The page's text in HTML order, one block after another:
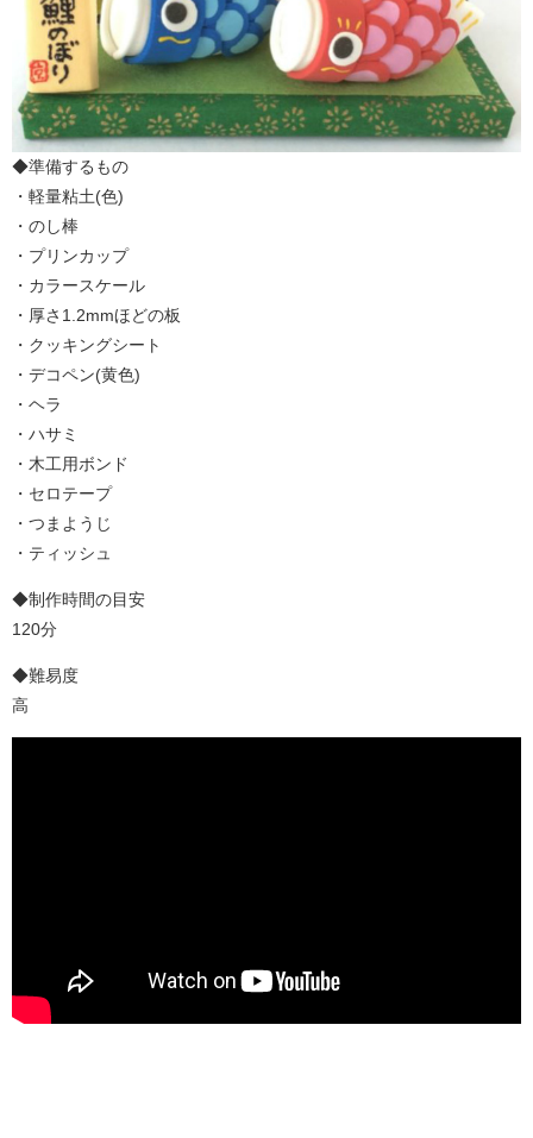
◆準備するもの
・軽量粘土(色)
・のし棒
・プリンカップ
・カラースケール
・厚さ1.2mmほどの板
・クッキングシート
・デコペン(黄色)
・ヘラ
・ハサミ
・木工用ボンド
・セロテープ
・つまようじ
・ティッシュ
◆制作時間の目安
120分
◆難易度
高